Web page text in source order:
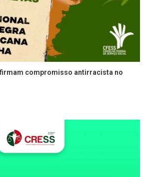
compromisso antirracista no